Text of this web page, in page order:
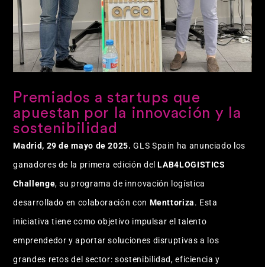
Premiados a startups que
apuestan por la innovación y la
sostenibilidad
Madrid, 29 de mayo de 2025. GLS Spain ha anunciado los
ganadores de la primera edición delLAB4LOGISTICS
Challenge, su programa de innovación logística
desarrollado en colaboración con Menttoriza. Esta
iniciativa tiene como objetivo impulsar el talento
emprendedor y aportar soluciones disruptivas a los
grandes retos del sector: sostenibilidad, eficiencia y